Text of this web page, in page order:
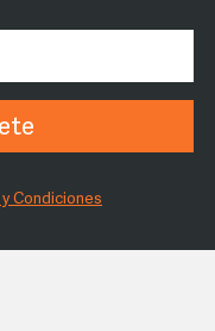
y Condiciones